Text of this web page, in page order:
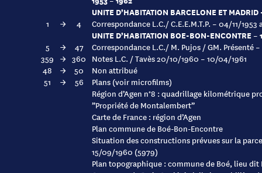
UNITE D’HABITATION BARCELONE ET
1 → 4 Correspondance L.C./ C.E.E.M.T.P. – 04/11/1953
UNITE D’HABITATION BOE-BON-ENCONTRE –
5 → 47
Correspondance L.C./ M. Pujos / GM. Présenté
359 → 360 Notes L.C. / Tavès 20/10/1960 – 10/04/1961
48
→ 50
Non attribué
51
→ 56
Plans (voir microfilms)
Région d’Agen n°8 : quadrillage kilométrique
”Propriété de Montalembert”
Carte de France : région d’Agen
Plan commune de Boé-Bon-Encontre
Situation des constructions prévues sur la
15/09/1960 (5979)
Plan topographique : commune de Boé, lieu